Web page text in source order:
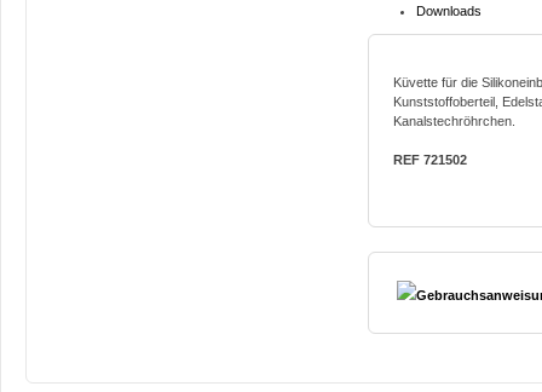
Downloads
Küvette für die
Kunststoffoberteil,
Kanalstechröhrchen.
REF 721502